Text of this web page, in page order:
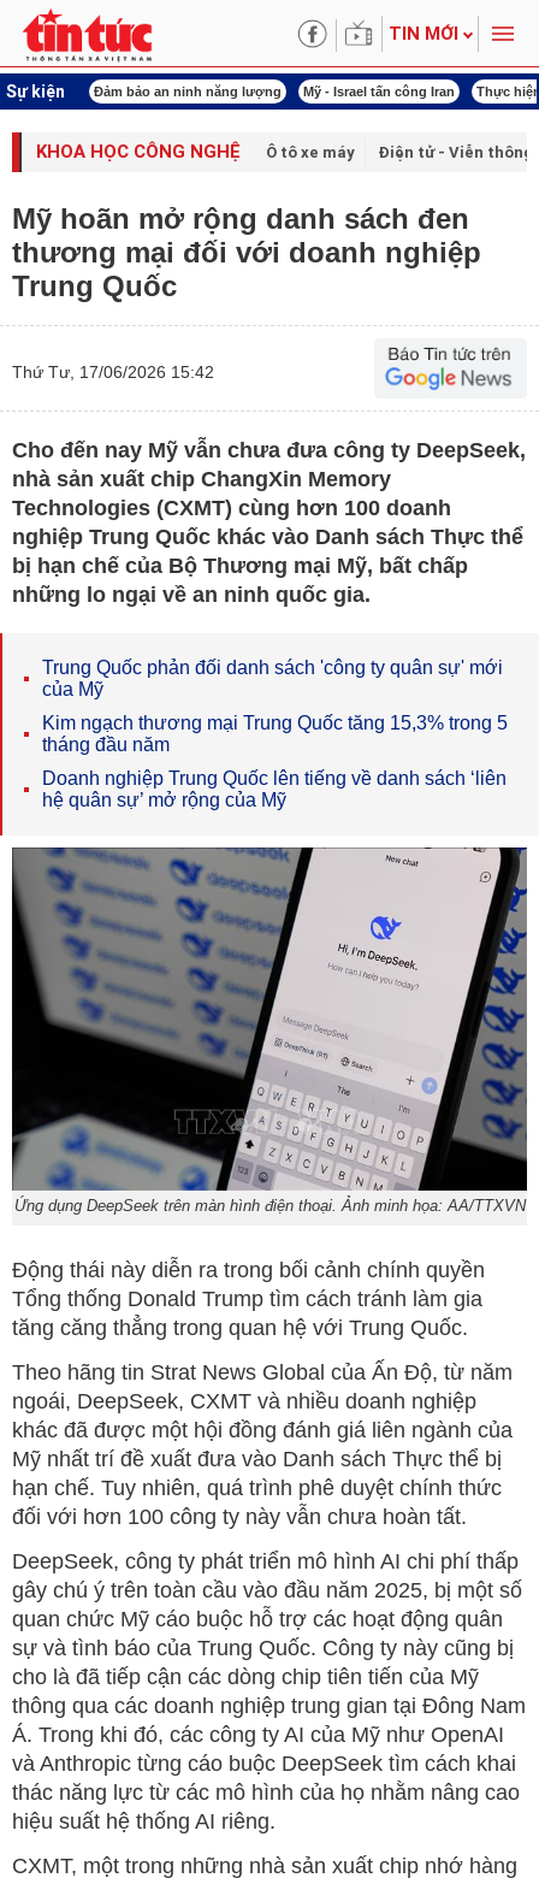
TIN MỚI
Sự kiện
khóa XVI Đảm bảo an ninh năng lượng Mỹ - Israel tấn công Iran Thực
KHOA HỌC CÔNG NGHỆ Ô tô xe máy Điện tử - Viễn thông
Mỹ hoãn mở rộng danh sách đen
thương mại đối với doanh nghiệp
Trung Quốc
Thứ Tư, 17/06/2026 15:42
Cho đến nay Mỹ vẫn chưa đưa công ty DeepSeek,
nhà sản xuất chip ChangXin Memory
Technologies (CXMT) cùng hơn 100 doanh
nghiệp Trung Quốc khác vào Danh sách Thực thể
bị hạn chế của Bộ Thương mại Mỹ, bất chấp
những lo ngại về an ninh quốc gia.
Trung Quốc phản đối danh sách 'công ty quân sự' mới
của Mỹ
Kim ngạch thương mại Trung Quốc tăng 15,3% trong 5
tháng đầu năm
Doanh nghiệp Trung Quốc lên tiếng về danh sách ‘liên
hệ quân sự’ mở rộng của Mỹ
Ứng dụng DeepSeek trên màn hình điện thoại. Ảnh minh họa: AA/TTXVN
Động thái này diễn ra trong bối cảnh chính quyền
Tổng thống Donald Trump tìm cách tránh làm gia
tăng căng thẳng trong quan hệ với Trung Quốc.
Theo hãng tin Strat News Global của Ấn Độ, từ năm
ngoái, DeepSeek, CXMT và nhiều doanh nghiệp
khác đã được một hội đồng đánh giá liên ngành của
Mỹ nhất trí đề xuất đưa vào Danh sách Thực thể bị
hạn chế. Tuy nhiên, quá trình phê duyệt chính thức
đối với hơn 100 công ty này vẫn chưa hoàn tất.
DeepSeek, công ty phát triển mô hình AI chi phí thấp
gây chú ý trên toàn cầu vào đầu năm 2025, bị một số
quan chức Mỹ cáo buộc hỗ trợ các hoạt động quân
sự và tình báo của Trung Quốc. Công ty này cũng bị
cho là đã tiếp cận các dòng chip tiên tiến của Mỹ
thông qua các doanh nghiệp trung gian tại Đông Nam
Á. Trong khi đó, các công ty AI của Mỹ như OpenAI
và Anthropic từng cáo buộc DeepSeek tìm cách khai
thác năng lực từ các mô hình của họ nhằm nâng cao
hiệu suất hệ thống AI riêng.
CXMT, một trong những nhà sản xuất chip nhớ hàng